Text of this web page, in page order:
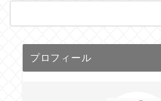
プロフィール